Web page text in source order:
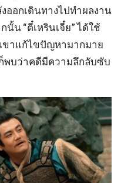
ออกเดินทางไปทำผลงาน
นั้น “ตี๋เหรินเจี๋ย” ได้ใช้
ขาแก้ไขปัญหามากมาย
พบว่าคดีมีความลึกลับซับ